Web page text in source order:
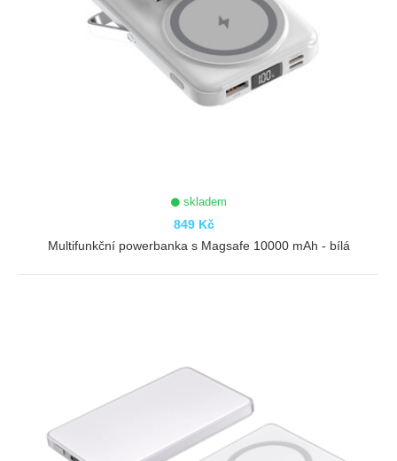
skladem
849 Kč
Multifunkční powerbanka s Magsafe 10000 mAh - bílá